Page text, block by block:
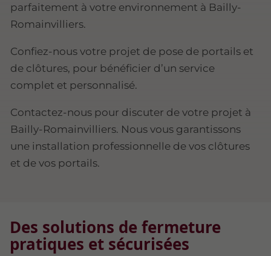
parfaitement à votre environnement à Bailly-
Romainvilliers.
Confiez-nous votre projet de pose de portails et
de clôtures, pour bénéficier d’un service
complet et personnalisé.
Contactez-nous pour discuter de votre projet à
Bailly-Romainvilliers. Nous vous garantissons
une installation professionnelle de vos clôtures
et de vos portails.
Des solutions de fermeture
pratiques et sécurisées